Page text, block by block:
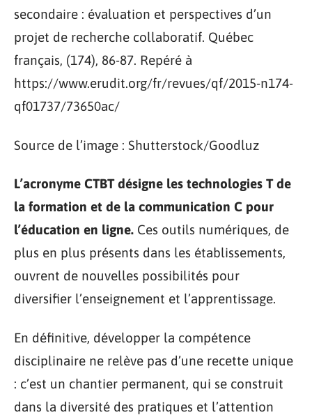
secondaire : évaluation et perspectives d’un
projet de recherche collaboratif. Québec
français, (174), 86-87. Repéré à
https://www.erudit.org/fr/revues/qf/2015-n174-
qf01737/73650ac/
Source de l’image : Shutterstock/Goodluz
L’acronyme CTBT désigne les technologies Tde
la formation et de la communication C pour
l’éducation en ligne. Ces outils numériques, de
plus en plus présents dans les établissements,
ouvrent de nouvelles possibilités pour
diversifier l’enseignement et l’apprentissage.
En définitive, développer la compétence
disciplinaire ne relève pas d’une recette unique
: c’est un chantier permanent, qui se construit
dans la diversité des pratiques et l’attention